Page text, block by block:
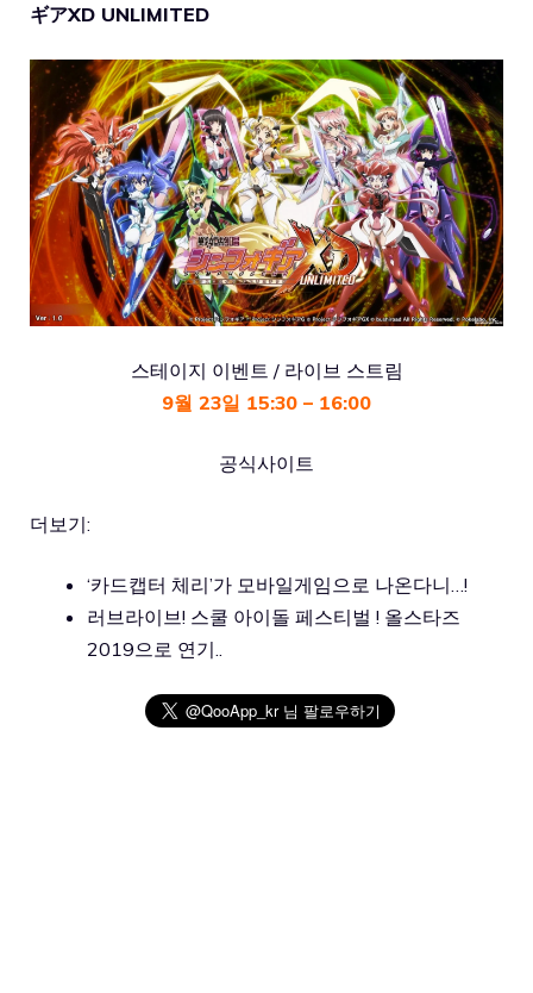
ギアXD UNLIMITED
스테이지 이벤트 / 라이브 스트림
9월 23일 15:30 – 16:00
공식사이트
더보기:
‘카드캡터 체리’가 모바일게임으로 나온다니…!
러브라이브! 스쿨 아이돌 페스티벌 ! 올스타즈
2019으로 연기..